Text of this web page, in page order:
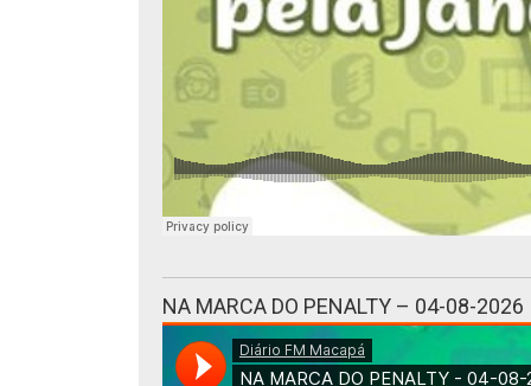
NA MARCA DO PENALTY – 04-08-2026